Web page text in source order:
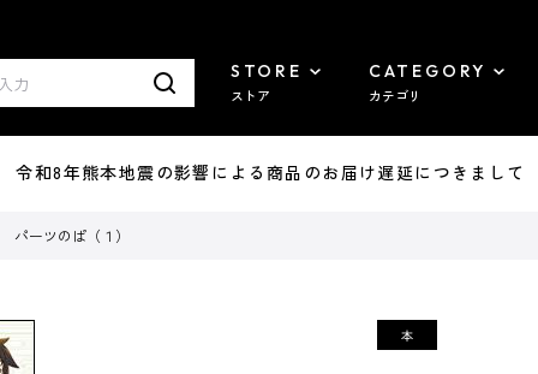
STORE
ストア
CATEGORY
カテゴリ
和8年熊本地震の影響による商品のお届け遅延につきまして
パーツのぱ（１）